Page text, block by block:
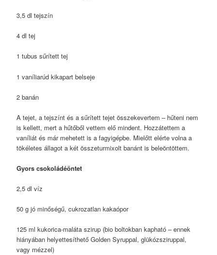
3,5 dl tejszín
4 dl tej
1 tubus sűrített tej
1 vaníliarúd kikapart belseje
2 banán
A tejet, a tejszínt és a sűrített tejet összekevertem – hűteni nem
is kellett, mert a hűtőből vettem elő mindent. Hozzátettem a
vaníliát és már mehetett is a fagyigépbe. Mielőtt elérte volna a
tökéletes állagot a két összeturmixolt banánt is beleöntöttem.
Gyors csokoládéöntet
2,5 dl víz
50 g jó minőségű, cukrozatlan kakaópor
125 ml kukorica-maláta szirup (bio boltokban kapható – ennek
hiányában helyettesíthető Golden Syruppal, glükózsziruppal,
vagy mézzel)